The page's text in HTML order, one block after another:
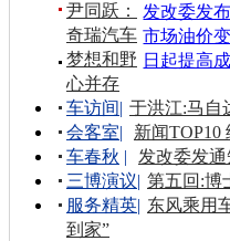
发改委发
市场油价
日起提高
尹同跃：
奇瑞汽车
梦想和野
心并存
车访间| 于洪江:马自
会客室|
新闻TOP10
车春秋 |
发改委发
三博演议| 第五回:博
服务精英| 东风乘用
到家”